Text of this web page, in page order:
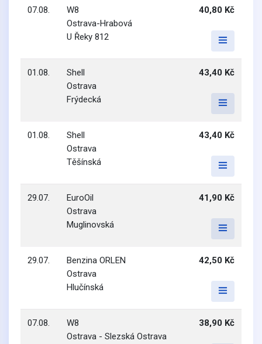
07.08.
W8
Ostrava-Hrabová
U Řeky 812
40,80 Kč
01.08.
Shell
Ostrava
Frýdecká
43,40 Kč
01.08.
Shell
Ostrava
Těšínská
43,40 Kč
29.07.
EuroOil
Ostrava
Muglinovská
41,90 Kč
29.07.
Benzina ORLEN
Ostrava
Hlučínská
42,50 Kč
07.08.
W8
Ostrava - Slezská Ostrava
38,90 Kč